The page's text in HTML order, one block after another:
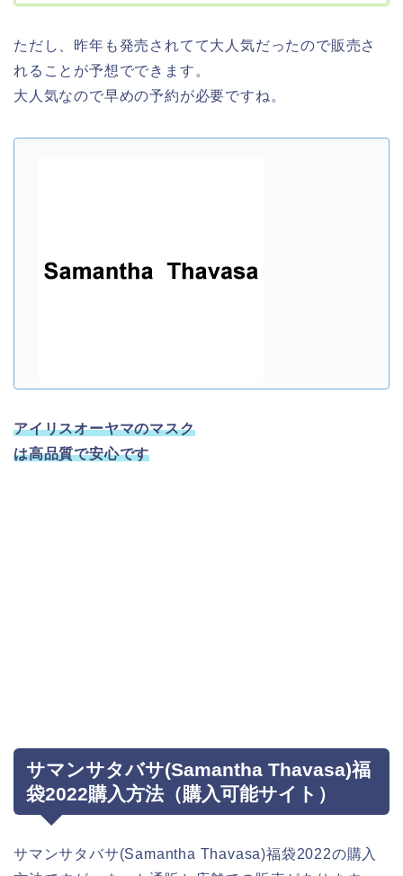
ただし、昨年も発売されてて大人気だったので販売さ
れることが予想でできます。
大人気なので早めの予約が必要ですね。
アイリスオーヤマのマスク
は高品質で安心です
サマンサタバサ(Samantha Thavasa)福
袋2022購入方法（購入可能サイト）
サマンサタバサ(Samantha Thavasa)福袋2022の購入